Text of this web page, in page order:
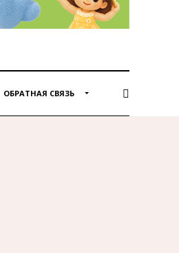
ОБРАТНАЯ СВЯЗЬ